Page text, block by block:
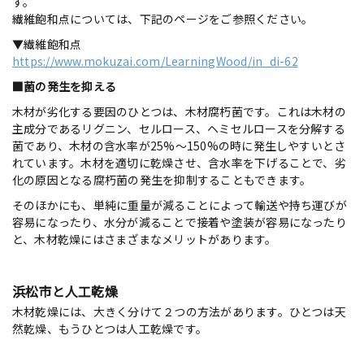
繊維飽和点については、下記のページをご参照ください。
▼繊維飽和点
https://www.mokuzai.com/LearningWood/in_di-62
■菌の発生を抑える
木材が劣化する要因のひとつは、木材腐朽菌です。これは木材の
主成分であるリグニン、セルロース、ヘミセルロースを分解する
菌であり、木材の含水率が25%～150%の時に発生しやすいとさ
れています。木材を適切に乾燥させ、含水率を下げることで、劣
化の原因となる腐朽菌の発生を抑制することもできます。
そのほかにも、単純に重量が減ることによって輸送や持ち運びが
容易になったり、水分が減ることで接着や塗装が容易になったり
と、木材乾燥にはさまざまなメリットがあります。
浜松市と人工乾燥
木材乾燥には、大きく分けて２つの方法があります。ひとつは天
然乾燥、もうひとつは人工乾燥です。